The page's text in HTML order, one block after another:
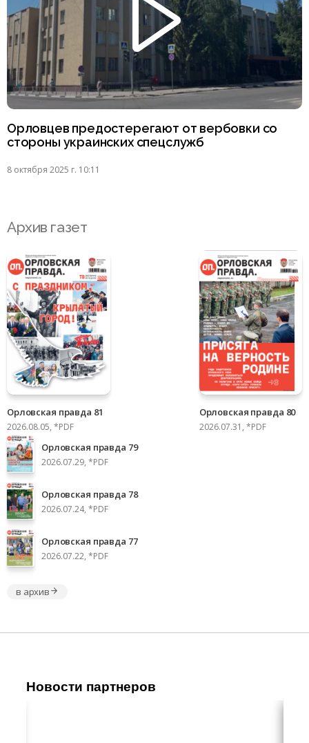
Орловцев предостерегают от вербовки со
стороны украинских спецслужб
8 октября 2025 г. 10:11
Архив газет
Орловская правда 81
2026.08.05, *PDF
Орловская правда 80
2026.07.31, *PDF
Орловская правда 79
2026.07.29, *PDF
Орловская правда 78
2026.07.24, *PDF
Орловская правда 77
2026.07.22, *PDF
в архив
Новости партнеров